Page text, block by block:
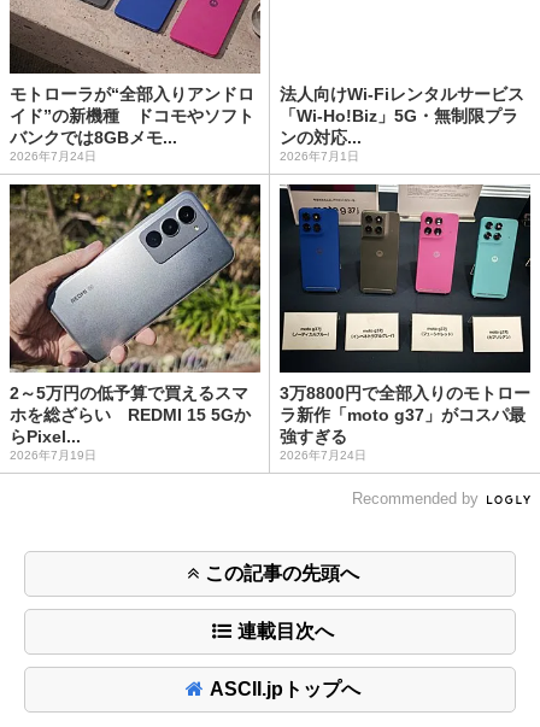
モトローラが“全部入りアンドロ
イド”の新機種 ドコモやソフト
バンクでは8GBメモ...
2026年7月24日
法人向けWi-Fiレンタルサービス
「Wi-Ho!Biz」5G・無制限プラ
ンの対応...
2026年7月1日
2～5万円の低予算で買えるスマ
ホを総ざらい REDMI 15 5Gか
らPixel...
2026年7月19日
3万8800円で全部入りのモトロー
ラ新作「moto g37」がコスパ最
強すぎる
2026年7月24日
Recommended by
この記事の先頭へ
連載目次へ
ASCII.jpトップへ